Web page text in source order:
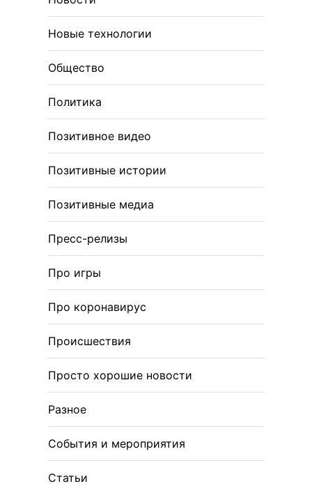
Новые технологии
Общество
Политика
Позитивное видео
Позитивные истории
Позитивные медиа
Пресс-релизы
Про игры
Про коронавирус
Происшествия
Просто хорошие новости
Разное
События и мероприятия
Статьи